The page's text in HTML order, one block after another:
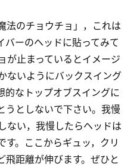
法のチョウチョ」，これは
バーのヘッドに貼ってみて
が止まっているとイメージ
ないようにバックスイング
的なトップオブスイングに
うとしないで下さい。我慢
ない，我慢したらヘッドは
す。ここからギュッ，クリ
飛距離が伸びます。ぜひと